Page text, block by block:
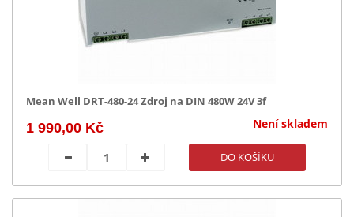
Mean Well DRT-480-24 Zdroj na DIN 480W 24V 3f
1 990,00 Kč Není skladem